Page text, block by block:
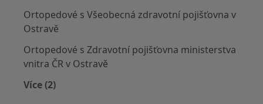
Ortopedové s Všeobecná zdravotní pojišťovna v
Ostravě
Ortopedové s Zdravotní pojišťovna ministerstva
vnitra ČR v Ostravě
Více (2)